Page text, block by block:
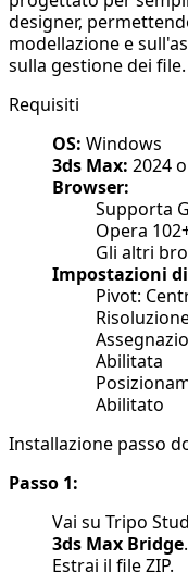
designer,
modellazione e
sulla gestione dei file.
Requisiti
OS: Windows
3ds Max: 2024
Browser:
Supporta
Opera
Gli altri
Impostazioni
Pivot:
Abilitata
Abilitato
Installazione passo
Passo 1:
Vai su Tripo
3ds Max Bridge.
Estrai il file ZIP.